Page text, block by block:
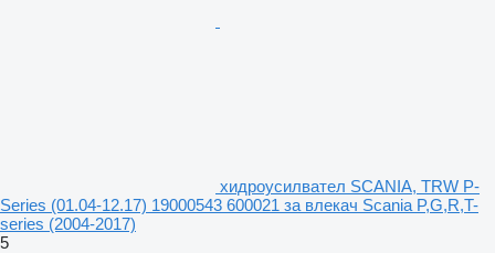
хидроусилвател SCANIA, TRW P-
Series (01.04-12.17) 19000543 600021 за влекач Scania P,G,R,T-
series (2004-2017)
5